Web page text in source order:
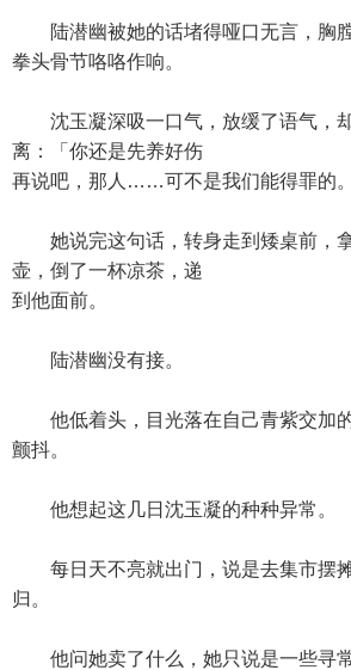
陆潜幽被她的话堵得哑口无言，胸
拳头骨节咯咯作响。
沈玉凝深吸一口气，放缓了语气，
离：「你还是先养好伤
再说吧，那人……可不是我们能得罪的。
她说完这句话，转身走到矮桌前，
壶，倒了一杯凉茶，递
到他面前。
陆潜幽没有接。
他低着头，目光落在自己青紫交加
颤抖。
他想起这几日沈玉凝的种种异常。
每日天不亮就出门，说是去集市摆
归。
他问她卖了什么，她只说是一些寻